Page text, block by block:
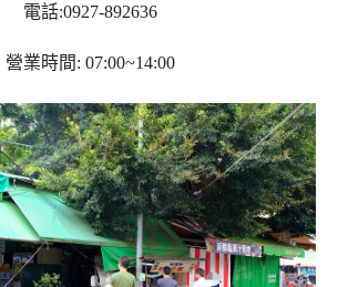
電話:0927-892636
營業時間: 07:00~14:00